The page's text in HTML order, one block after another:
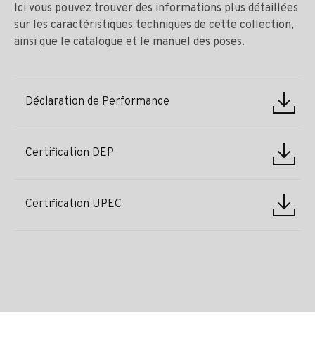
Ici vous pouvez trouver des informations plus détaillées
sur les caractéristiques techniques de cette collection,
ainsi que le catalogue et le manuel des poses.
Déclaration de Performance
Certification DEP
Certification UPEC